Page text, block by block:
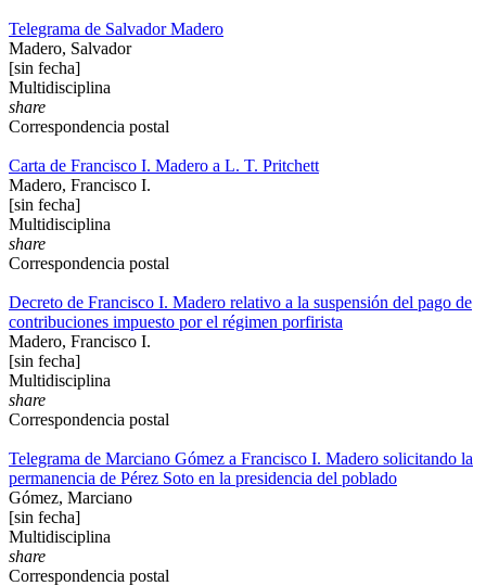
Telegrama de Salvador Madero
Madero, Salvador
[sin fecha]
Multidisciplina
share
Correspondencia postal
Carta de Francisco I. Madero a L. T. Pritchett
Madero, Francisco I.
[sin fecha]
Multidisciplina
share
Correspondencia postal
Decreto de Francisco I. Madero relativo a la suspensión del pago de
contribuciones impuesto por el régimen porfirista
Madero, Francisco I.
[sin fecha]
Multidisciplina
share
Correspondencia postal
Telegrama de Marciano Gómez a Francisco I. Madero solicitando la
permanencia de Pérez Soto en la presidencia del poblado
Gómez, Marciano
[sin fecha]
Multidisciplina
share
Correspondencia postal